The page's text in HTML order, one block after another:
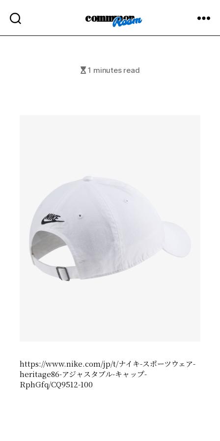
commmon
1 minutes read
https://www.nike.com/jp/t/ナイキ-スポーツウェア-
heritage86-アジャスタブル-キャップ-
RphGfq/CQ9512-100